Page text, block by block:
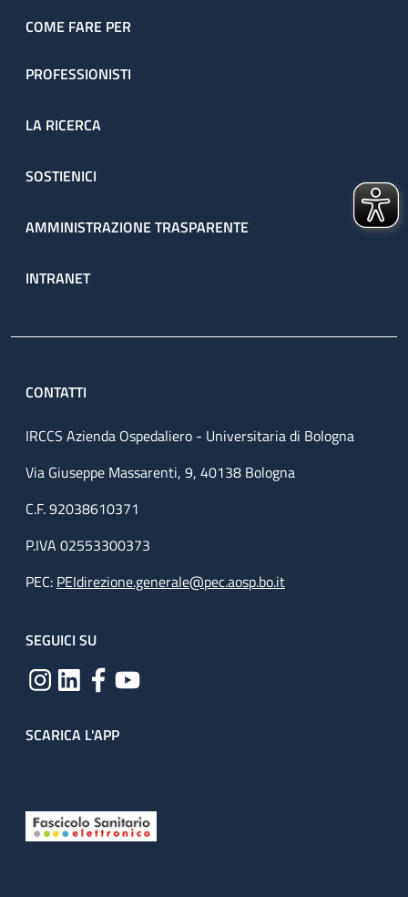
COME FARE PER
PROFESSIONISTI
LA RICERCA
SOSTIENICI
AMMINISTRAZIONE TRASPARENTE
INTRANET
CONTATTI
IRCCS Azienda Ospedaliero - Universitaria di Bologna
Via Giuseppe Massarenti, 9, 40138 Bologna
C.F. 92038610371
P.IVA 02553300373
PEC: PEIdirezione.generale@pec.aosp.bo.it
SEGUICI SU
SCARICA L'APP